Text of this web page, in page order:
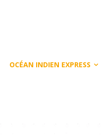
OCÉAN INDIEN EXPRESS